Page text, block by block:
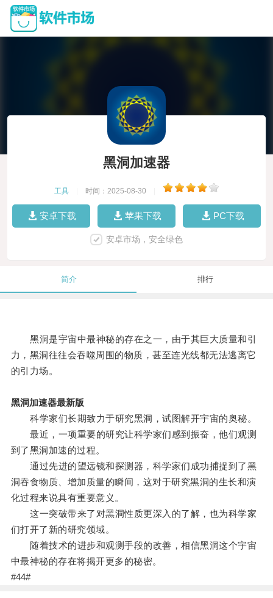
黑洞加速器
工具 时间：2025-08-30
安卓下载 苹果下载 PC下载
安卓市场，安全绿色
简介 排行
黑洞是宇宙中最神秘的存在之一，由于其巨大质量和引
力，黑洞往往会吞噬周围的物质，甚至连光线都无法逃离它
的引力场。
黑洞加速器最新版
科学家们长期致力于研究黑洞，试图解开宇宙的奥秘。
最近，一项重要的研究让科学家们感到振奋，他们观测
到了黑洞加速的过程。
通过先进的望远镜和探测器，科学家们成功捕捉到了黑
洞吞食物质、增加质量的瞬间，这对于研究黑洞的生长和演
化过程来说具有重要意义。
这一突破带来了对黑洞性质更深入的了解，也为科学家
们打开了新的研究领域。
随着技术的进步和观测手段的改善，相信黑洞这个宇宙
中最神秘的存在将揭开更多的秘密。
#44#